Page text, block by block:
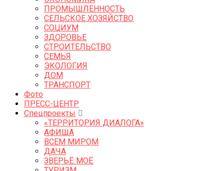
ПРОМЫШЛЕННОСТЬ
СЕЛЬСКОЕ ХОЗЯЙСТВО
СОЦИУМ
ЗДОРОВЬЕ
СТРОИТЕЛЬСТВО
СЕМЬЯ
ЭКОЛОГИЯ
ДОМ
ТРАНСПОРТ
Фото
ПРЕСС-ЦЕНТР
Спецпроекты
«ТЕРРИТОРИЯ ДИАЛОГА»
АФИША
ВСЕМ МИРОМ
ДАЧА
ЗВЕРЬЁ МОЁ